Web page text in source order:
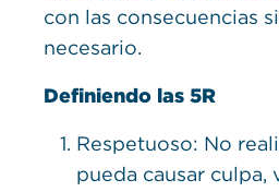
con las consecuencias
necesario.
Definiendo las 5R
Respetuoso: No
pueda causar culpa,